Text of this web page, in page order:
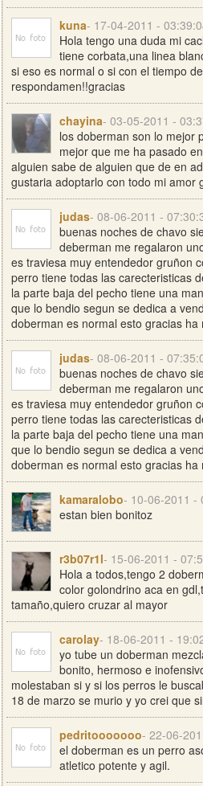
kuna- 17-04-2011 -
Hola tengo una duda mi
tiene corbata,una linea
si eso es normal o si con el tiempo
respondamen!!gracias
chayina- 03-05-2011 -
los doberman son lo mejor
mejor que me ha pasado
alguien sabe de alguien que de en
gustaria adoptarlo con todo mi amor
judas- 08-06-2011 -
buenas noches de chavo
deberman me regalaron
es traviesa muy entendedor gruñon
perro tiene todas las carecteristicas
la parte baja del pecho tiene una
que lo bendio segun se dedica a
doberman es normal esto gracias
judas- 08-06-2011 -
buenas noches de chavo
deberman me regalaron
es traviesa muy entendedor gruñon
perro tiene todas las carecteristicas
la parte baja del pecho tiene una
que lo bendio segun se dedica a
doberman es normal esto gracias
kamaralobo- 10-06-2011 -
estan bien bonitoz
r3b07r1l- 15-06-2011 -
Hola a todos,tengo 2
color golondrino aca en
tamaño,quiero cruzar al mayor
carolay- 18-06-2011 -
yo tube un doberman
bonito, hermoso e
molestaban si y si los perros le
18 de marzo se murio y yo crei que
pedritooooooo- 22-06-
el doberman es un perro
atletico potente y agil.